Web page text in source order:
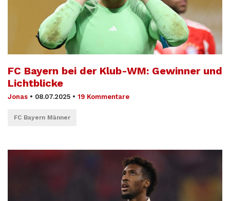
FC Bayern bei der Klub-WM: Gewinner und
Lichtblicke
Jonas • 08.07.2025 • 19 Kommentare
FC Bayern Männer